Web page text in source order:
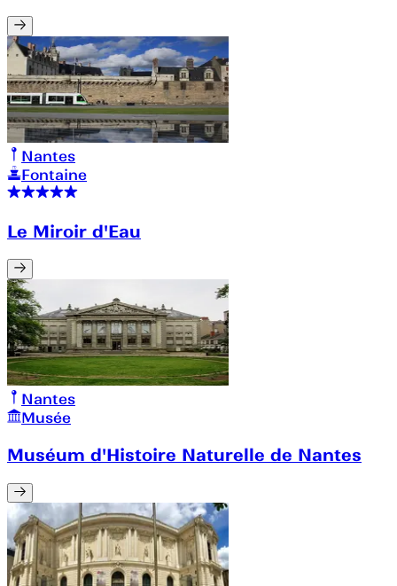
Nantes
Fontaine
Le Miroir d'Eau
Nantes
Musée
Muséum d'Histoire Naturelle de Nantes